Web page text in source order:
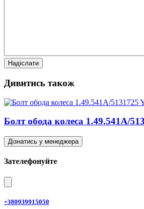
Дивитись також
Болт обода колеса 1.49.541A/
Дізнатись у менеджера
Зателефонуйте
+380939915050